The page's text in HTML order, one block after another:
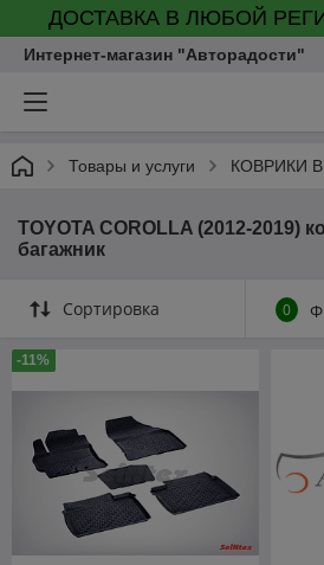
ДОСТАВКА В ЛЮБОЙ
Интернет-магазин "Авторадости"
Товары и услуги КОВРИКИ
TOYOTA COROLLA (2012-2019)
багажник
Сортировка 0
-11%